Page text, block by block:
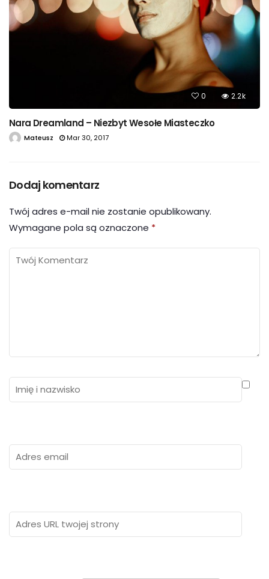
0 2.2k
Nara Dreamland – Niezbyt Wesołe Miasteczko
Mateusz Mar 30, 2017
Dodaj komentarz
Twój adres e-mail nie zostanie opublikowany.
Wymagane pola są oznaczone *